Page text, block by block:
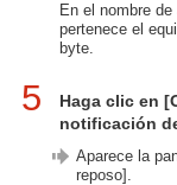
En el nombre
pertenece el
byte.
5 Haga clic en
notificación
Aparece la
reposo].